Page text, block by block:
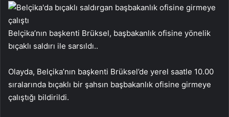
Belçika’nın başkenti Brüksel, başbakanlık ofisine yönelik
bıçaklı saldırı ile sarsıldı..
Olayda, Belçika’nın başkenti Brüksel’de yerel saatle 10.00
sıralarında bıçaklı bir şahsın başbakanlık ofisine girmeye
çalıştığı bildirildi.